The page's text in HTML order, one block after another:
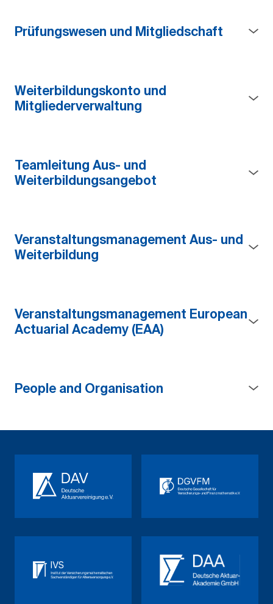
Prüfungswesen und Mitgliedschaft
Weiterbildungskonto und
Mitgliederverwaltung
Teamleitung Aus- und
Weiterbildungsangebot
Veranstaltungsmanagement Aus- und
Weiterbildung
Veranstaltungsmanagement European
Actuarial Academy (EAA)
People and Organisation